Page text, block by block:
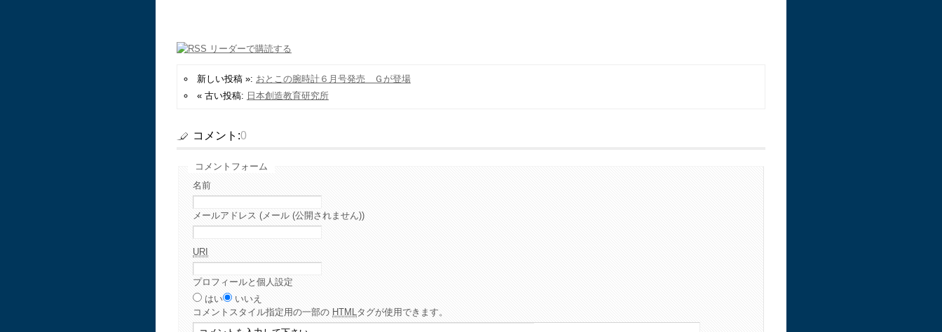
新しい投稿 »: おとこの腕時計６月号発売 Ｇが登場
« 古い投稿: 日本創造教育研究所
コメント:0
コメントフォーム
名前
メールアドレス (メール (公開されません))
URI
プロフィールと個人設定
はい
いいえ
コメント スタイル指定用の一部の HTML タグが使用できます。